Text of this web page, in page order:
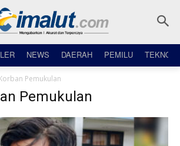
NEWS DAERAH PEMILU TEKNO
Pemukulan
Pemukulan